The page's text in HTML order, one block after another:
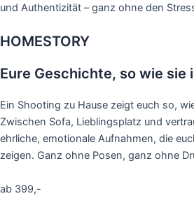
und Authentizität – ganz ohne den
HOMESTORY
Eure Geschichte, so wie sie
Ein Shooting zu Hause zeigt euch so,
Zwischen Sofa, Lieblingsplatz und
ehrliche, emotionale Aufnahmen, die
zeigen. Ganz ohne Posen, ganz ohne
ab 399,-